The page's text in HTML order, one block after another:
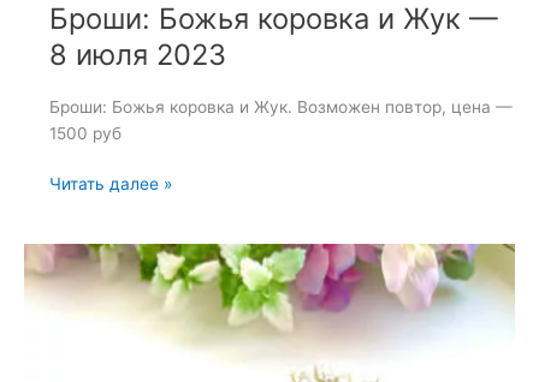
Броши: Божья коровка и Жук —
8 июля 2023
Броши: Божья коровка и Жук. Возможен повтор, цена —
1500 руб
Броши:
Жук
Читать далее »